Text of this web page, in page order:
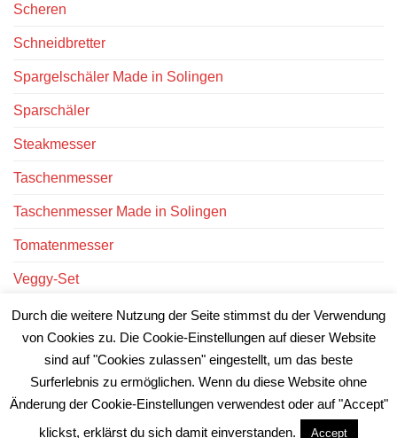
Scheren
Schneidbretter
Spargelschäler Made in Solingen
Sparschäler
Steakmesser
Taschenmesser
Taschenmesser Made in Solingen
Tomatenmesser
Veggy-Set
Victorinox Messer
Victorinox Uhren
Durch die weitere Nutzung der Seite stimmst du der Verwendung
von Cookies zu. Die Cookie-Einstellungen auf dieser Website
sind auf "Cookies zulassen" eingestellt, um das beste
Surferlebnis zu ermöglichen. Wenn du diese Website ohne
Änderung der Cookie-Einstellungen verwendest oder auf "Accept"
klickst, erklärst du sich damit einverstanden.
Accept